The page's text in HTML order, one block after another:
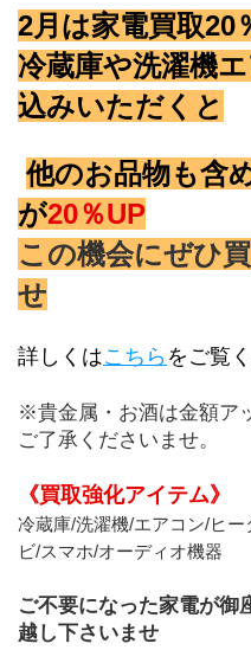
2月は家電買取20
冷蔵庫や洗濯機
込みいただくと
他のお品物も含
が20％UP
この機会にぜひ
せ
詳しくはこちら をご覧
※貴金属・お酒は金額ア
ご了承くださいませ。
《買取強化アイテム》
冷蔵庫/洗濯機/エアコン/ヒ
ビ/スマホ/オーディオ機器
ご不要になった家電が御
越し下さいませ